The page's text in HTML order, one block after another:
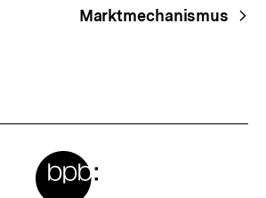
Marktmechanismus